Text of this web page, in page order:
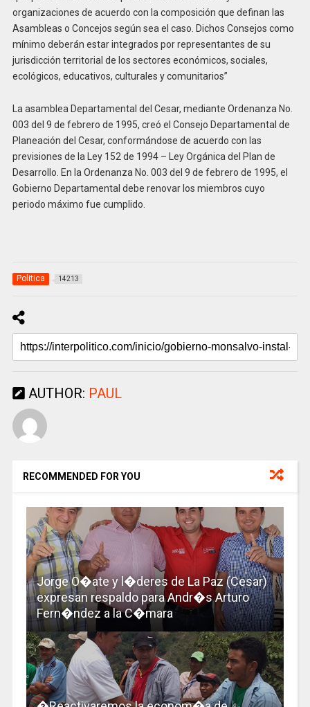
organizaciones de acuerdo con la composición que definan las
Asambleas o Concejos según sea el caso. Dichos Consejos como
mínimo deberán estar integrados por representantes de su
jurisdicción territorial de los sectores económicos, sociales,
ecológicos, educativos, culturales y comunitarios”
La asamblea Departamental del Cesar, mediante Ordenanza No.
003 del 9 de febrero de 1995, creó el Consejo Departamental de
Planeación del Cesar, conformándose de acuerdo con las
previsiones de la Ley 152 de 1994 – Ley Orgánica del Plan de
Desarrollo. En la Ordenanza No. 003 del 9 de febrero de 1995, el
Gobierno Departamental debe renovar los miembros cuyo
periodo máximo fue cumplido.
Politica 14213
AUTHOR: PAUL
RECOMMENDED FOR YOU
Jorge O�ate y l�deres de La Paz (Cesar)
expresan respaldo para Andr�s Arturo
Fern�ndez a la C�mara